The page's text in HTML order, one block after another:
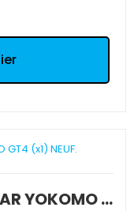
ZE-192W/NEW Courroie AR YOKOMO GT4 (x1) NEUF.